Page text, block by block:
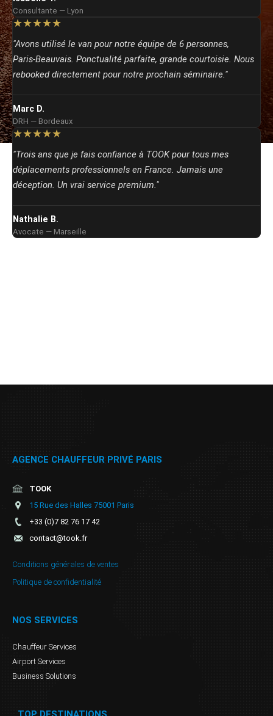
Consultante — Lyon
★★★★★
"Avons utilisé le van pour notre équipe de 6 personnes,
Paris‑Beauvais. Ponctualité parfaite, grande courtoisie. Nous
rebooked directement pour notre prochain séminaire."
Marc D.
DRH — Bordeaux
★★★★★
"Trois ans que je fais confiance à TOOK pour tous mes
déplacements professionnels en France. Jamais une
déception. Un vrai service premium."
Nathalie B.
Avocate — Marseille
AGENCE CHAUFFEUR PRIVÉ PARIS
TOOK
15 Rue des Halles 75001 Paris
+33 (0)7 82 76 17 42
contact@took.fr
Conditions générales de ventes
Politique de confidentialité
NOS SERVICES
Chauffeur Services
Airport Services
Business Solutions